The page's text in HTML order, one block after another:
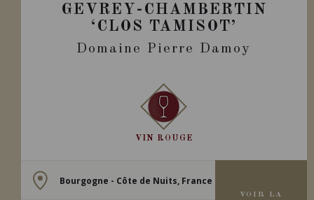
GEVREY-CHAMBERTIN
‘CLOS TAMISOT’
Domaine Pierre Damoy
VIN ROUGE
Bourgogne - Côte de Nuits, France
VOIR LA